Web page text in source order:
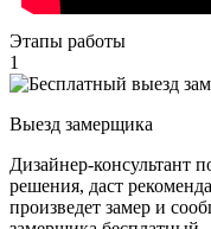
Этапы работы
1
Выезд замерщика
Дизайнер-консультант
решения, даст
произведет замер и